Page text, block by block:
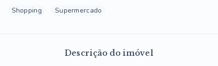
Shopping
Supermercado
Descrição do imóvel